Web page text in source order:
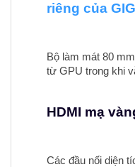
riêng của
Bộ làm mát 80
từ GPU trong khi
HDMI mạ
Các đầu nối diện